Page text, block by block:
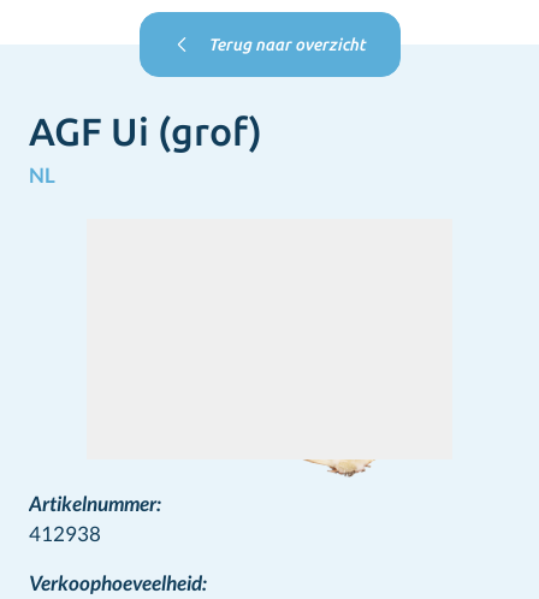
Terug naar overzicht
AGF Ui (grof)
NL
Artikelnummer:
412938
Verkoophoeveelheid: